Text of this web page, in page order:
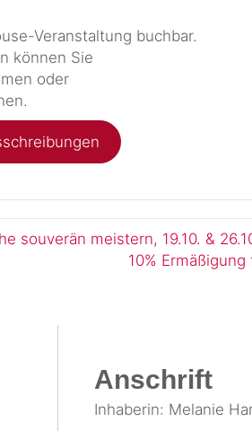
Veranstaltung buchbar.
können Sie
oder
souverän meistern, 19.10. &
10%
Anschrift
Inhaberin: Melanie